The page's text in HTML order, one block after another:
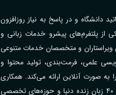
و اساتید دانشگاه و در پاسخ به نیاز روزافزون
از پلتفرم‌های پیشرو خدمات زبانی و
ویراستاران و متخصصان خدمات متنوعی
علمی، فرمت‌بندی، تولید محتوا و
صورت آنلاین ارائه می‌کند. همکاری
گسترده با مراکز علمی دانشگاه‌ها شرکت‌ها و سازمان‌های مختلف و ارائه خدمات در بیش از ۴۰ زبان زنده دنیا و حوزه‌های تخصصی